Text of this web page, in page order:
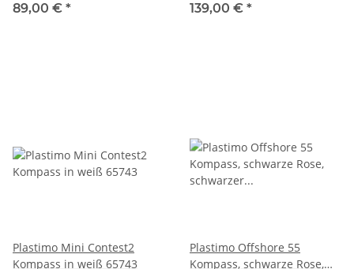
Rose, weisses Gehäuse
89,00 € *
139,00 € *
Plastimo Mini Contest2
Kompass in weiß 65743
Plastimo Offshore 55
Kompass, schwarze Rose,